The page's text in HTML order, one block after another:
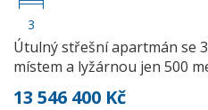
3
Útulný střešní apartmán se
místem a lyžárnou jen 500
13 546 400 Kč